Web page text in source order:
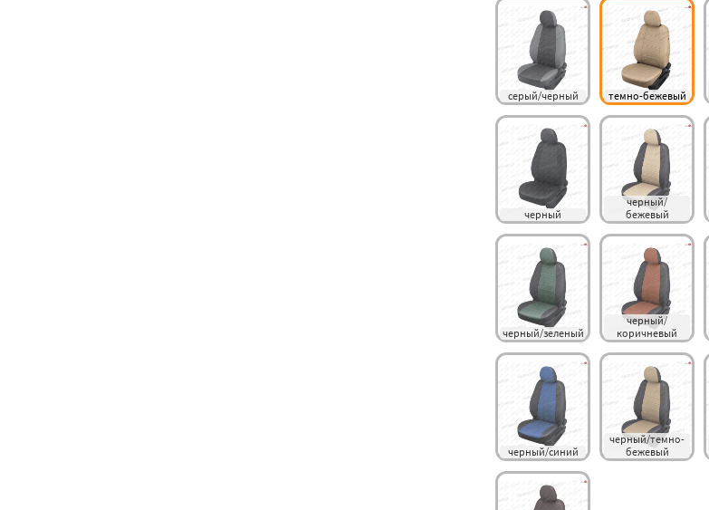
серый/черный темно-бежевый
черный
черный/
бежевый
черный/зеленый
черный/
коричневый
черный/синий
черный/темно-
бежевый